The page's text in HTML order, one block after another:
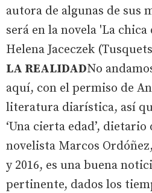
autora de algunas de sus
será en la novela 'La chica
Helena Jaceczek
LA REALIDADNo
aquí, con el permiso de
literatura diarística, así
‘Una cierta edad’,
novelista Marcos
y 2016, es una buena
pertinente, dados los